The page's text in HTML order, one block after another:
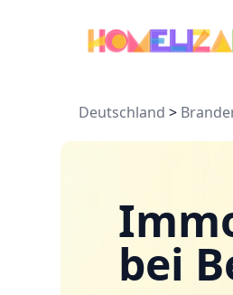
Deutschland >
bei